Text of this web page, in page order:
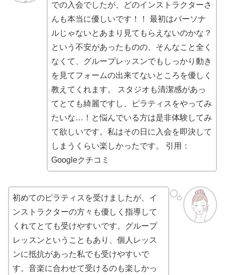
での入会でしたが、どのインストラクターさ
んも本当に優しいです！！ 最初はパーソナ
ルじゃないとあまり見てもらえないのかな？
という不安があったものの、そんなこと全く
なくて、グループレッスンでもしっかり動き
を見てフォームの出来てないところを優しく
教えてくれます。 スタジオも清潔感があっ
てとても綺麗ですし、ピラティスをやってみ
たいな…！と悩んでいる方は是非体験してみ
て欲しいです。私はその日に入会を即決して
しまうくらい楽しかったです。 引用：
Googleクチコミ
初めてのピラティスを受けましたが、イ
ンストラクターの方々も優しく指導して
くれてとても受けやすいです。グループ
レッスンということもあり、個人レッス
ンに抵抗があった私でも受けやすいで
す。音楽に合わせて受けるのも楽しかっ